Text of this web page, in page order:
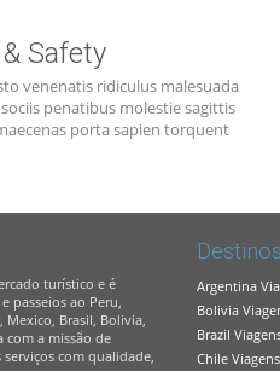
Safety
venenatis ridiculus malesuada
penatibus molestie sagittis
porta sapien torquent
turístico e é
passeios ao Peru,
Mexico, Brasil, Bolivia,
a missão de
serviços com qualidade,
Argentina
Bolivia
Brazil
Chile